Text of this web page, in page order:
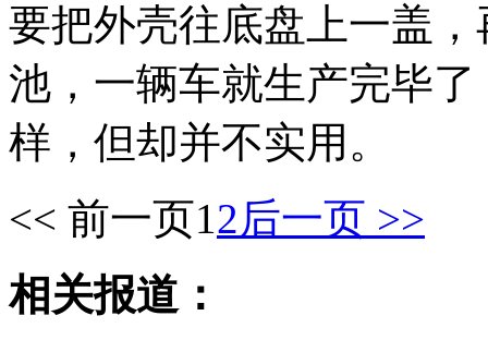
要把外壳往底盘上一盖
池，一辆车就生产完毕
样，但却并不实用。
<< 前一页12后一页 >>
相关报道：